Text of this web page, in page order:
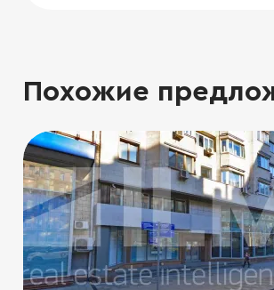
Похожие